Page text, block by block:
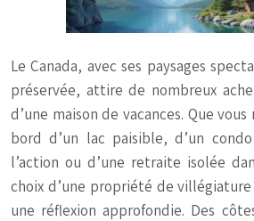
Le Canada, avec ses paysages
préservée, attire de nombreux
d’une maison de vacances. Que
bord d’un lac paisible, d’un
l’action ou d’une retraite isolée
choix d’une propriété de villégiature
une réflexion approfondie. Des